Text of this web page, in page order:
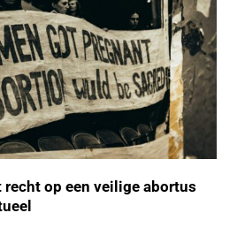
recht op een veilige abortus